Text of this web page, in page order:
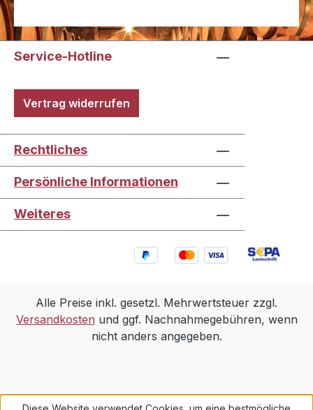
Service-Hotline
Vertrag widerrufen
Rechtliches
Persönliche Informationen
Weiteres
Alle Preise inkl. gesetzl. Mehrwertsteuer zzgl.
Versandkosten und ggf. Nachnahmegebühren, wenn
nicht anders angegeben.